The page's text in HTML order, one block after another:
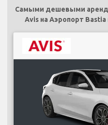
Самыми дешевыми
Avis на Аэропорт